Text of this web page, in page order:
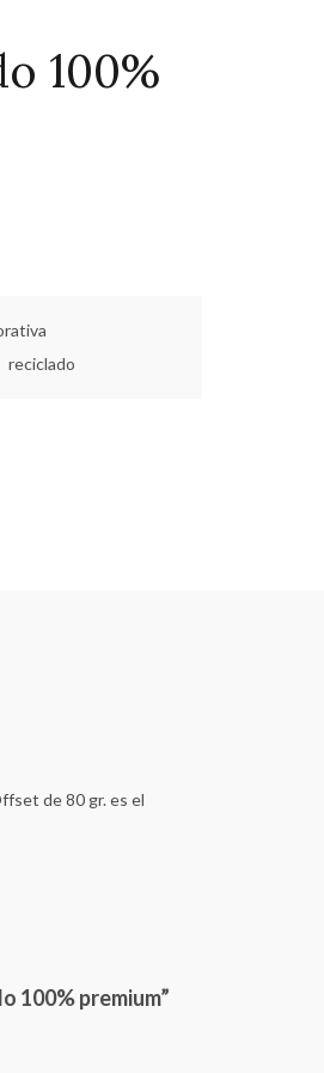
100%
reciclado
de 80 gr. es el
100% premium”